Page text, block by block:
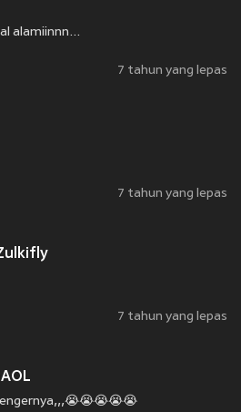
alamiinnn...
7 tahun yang lepas
7 tahun yang lepas
7 tahun yang lepas